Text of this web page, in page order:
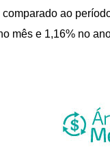
ao
mês e 1,16% no